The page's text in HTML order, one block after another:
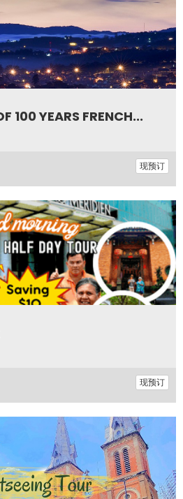
100 YEARS FRENCH...
现预订
现预订